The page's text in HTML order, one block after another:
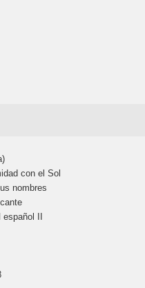
con el Sol
nombres
II